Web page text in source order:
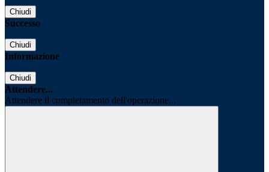
Chiudi
Successo
Chiudi
Informazione
Chiudi
Attendere...
Attendere il completamento dell'operazione...